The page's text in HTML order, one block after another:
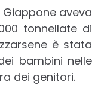
aveva
tonnellate di
è stata
bambini nelle
dei genitori.